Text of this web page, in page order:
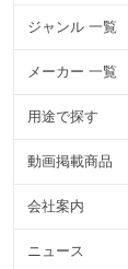
ジャンル 一覧
メーカー 一覧
用途で探す
動画掲載商品
会社案内
ニュース